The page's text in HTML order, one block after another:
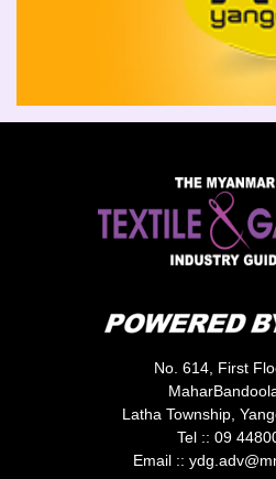
No. 614, First
Latha Township,
Tel :: 09
Email ::